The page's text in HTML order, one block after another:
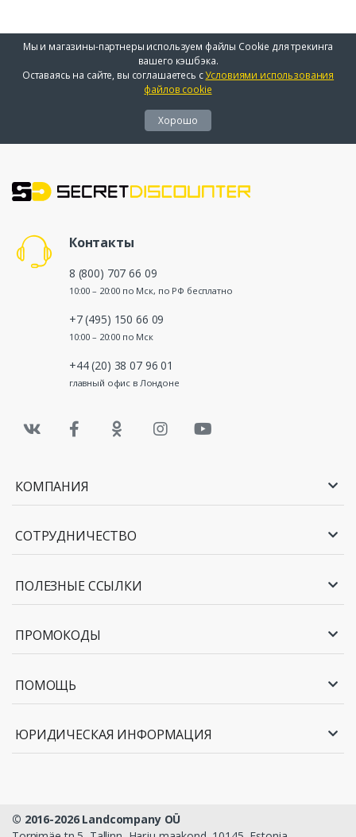
Мы и магазины-партнеры используем файлы Cookie для трекинга
вашего кэшбэка.
Оставаясь на сайте, вы соглашаетесь сУсловиями использования
файлов cookie
Хорошо
Контакты
8 (800) 707 66 09
10:00 – 20:00 по Мск, по РФ бесплатно
+7 (495) 150 66 09
10:00 – 20:00 по Мск
+44 (20) 38 07 96 01
главный офис в Лондоне
КОМПАНИЯ
СОТРУДНИЧЕСТВО
ПОЛЕЗНЫЕ ССЫЛКИ
ПРОМОКОДЫ
ПОМОЩЬ
ЮРИДИЧЕСКАЯ ИНФОРМАЦИЯ
© 2016-2026 Landcompany OÜ